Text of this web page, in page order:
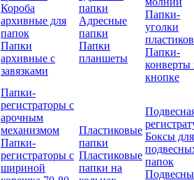
Короба
архивные для
папок
Папки
архивные с
завязками
папки
Адресные
папки
Папки
планшеты
Папки-
уголки
Папки-
конверты
кнопке
Папки-
регистраторы с
арочным
механизмом
Папки-
регистраторы с
шириной
Пластиковые
папки
Пластиковые
папки на
Боксы для
папок